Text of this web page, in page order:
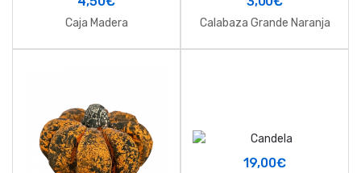
Caja Madera Calabaza Grande Naranja
19,00€